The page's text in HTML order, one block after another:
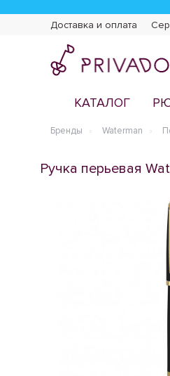
Доставка и оплата
КАТАЛОГ
Бренды Waterman
Ручка перьевая